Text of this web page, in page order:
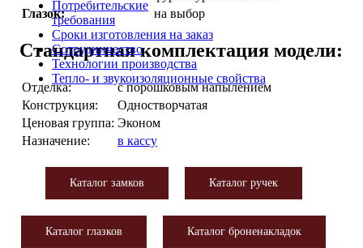
Потребительские
требования
Сроки изготовления на заказ
Сотрудничество
Технологии производства
Тепло- и звукоизоляционные свойства
Глазок:
на выбор
Стандартная комплектация модели:
Отделка:
с порошковым напылением
Конструкция:
Одностворчатая
Ценовая группа: Эконом
Назначение:
в кассу
Каталог замков Каталог ручек
Каталог глазков Каталог броненакладок